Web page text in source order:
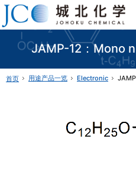
JAMP-12：Mono
城北化学工业株式会社
ファインケミカル製品の専門メーカー 城北化学工
首页 用途产品一览 Electronic